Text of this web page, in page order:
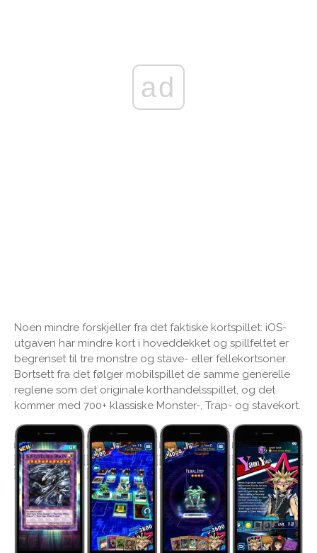
ad
Noen mindre forskjeller fra det faktiske kortspillet: iOS-
utgaven har mindre kort i hoveddekket og spillfeltet er
begrenset til tre monstre og stave- eller fellekortsoner.
Bortsett fra det følger mobilspillet de samme generelle
reglene som det originale korthandelsspillet, og det
kommer med 700+ klassiske Monster-, Trap- og stavekort.